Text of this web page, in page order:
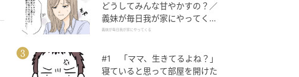
どうしてみんな甘やかすの？／
義妹が毎日我が家にやってくる
（1）【義父母がシンドイんで
義妹が毎日我が家にやってくる
#1 「ママ、生きてるよね？」
寝ていると思って部屋を開けた